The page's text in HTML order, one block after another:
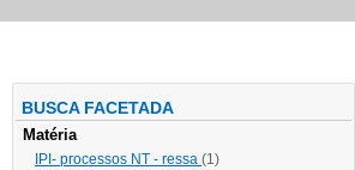
BUSCA FACETADA
Matéria
IPI- processos NT - ressa (1)